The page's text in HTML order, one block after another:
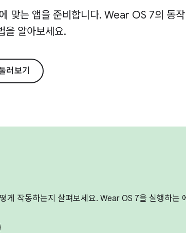
맞는 앱을 준비합니다. Wear OS 7의 동
을 알아보세요.
러보기
게 작동하는지 살펴보세요. Wear OS 7을 실행하는